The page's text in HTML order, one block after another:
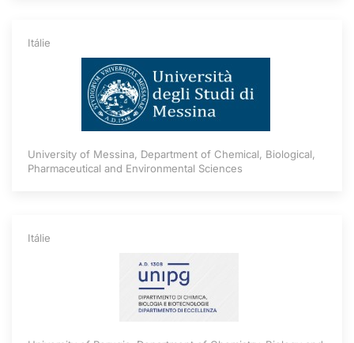
Itálie
University of Messina, Department of Chemical, Biological,
Pharmaceutical and Environmental Sciences
Itálie